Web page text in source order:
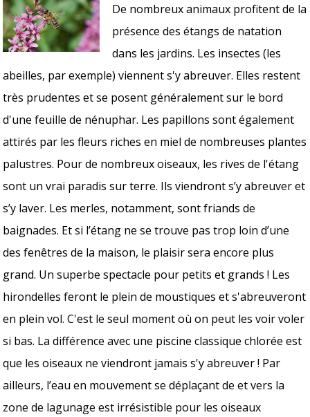
De nombreux animaux profitent de la
présence des étangs de natation
dans les jardins. Les insectes (les
abeilles, par exemple) viennent s'y abreuver. Elles restent
très prudentes et se posent généralement sur le bord
d'une feuille de nénuphar. Les papillons sont également
attirés par les fleurs riches en miel de nombreuses plantes
palustres. Pour de nombreux oiseaux, les rives de l'étang
sont un vrai paradis sur terre. Ils viendront s’y abreuver et
s’y laver. Les merles, notamment, sont friands de
baignades. Et si l’étang ne se trouve pas trop loin d’une
des fenêtres de la maison, le plaisir sera encore plus
grand. Un superbe spectacle pour petits et grands ! Les
hirondelles feront le plein de moustiques et s'abreuveront
en plein vol. C'est le seul moment où on peut les voir voler
si bas. La différence avec une piscine classique chlorée est
que les oiseaux ne viendront jamais s'y abreuver ! Par
ailleurs, l’eau en mouvement se déplaçant de et vers la
zone de lagunage est irrésistible pour les oiseaux